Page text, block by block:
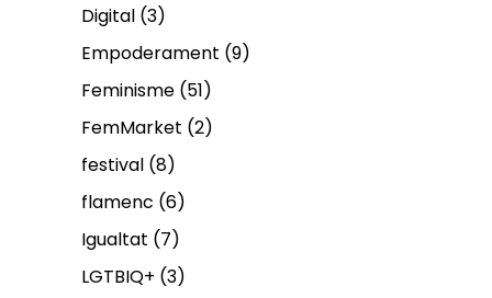
Digital (3)
Empoderament (9)
Feminisme (51)
FemMarket (2)
festival (8)
flamenc (6)
Igualtat (7)
LGTBIQ+ (3)